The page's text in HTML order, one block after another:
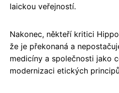
laickou veřejností.
Nakonec, někteří kritici
že je překonaná a
medicíny a společnosti jako
modernizaci etických